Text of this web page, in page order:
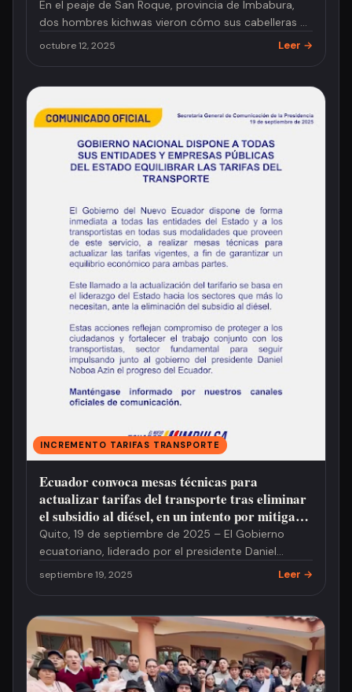
En el peaje de San Roque, provincia de Imbabura,
dos hombres kichwas vieron cómo sus cabelleras –
símbolo ancestral de i…
octubre 12, 2025 Leer →
INCREMENTO TARIFAS TRANSPORTE
Ecuador convoca mesas técnicas para
actualizar tarifas del transporte tras eliminar
el subsidio al diésel, en un intento por mitigar
el impacto económico
Quito, 19 de septiembre de 2025 – El Gobierno
ecuatoriano, liderado por el presidente Daniel
Noboa, ha emitido un comun…
septiembre 19, 2025 Leer →